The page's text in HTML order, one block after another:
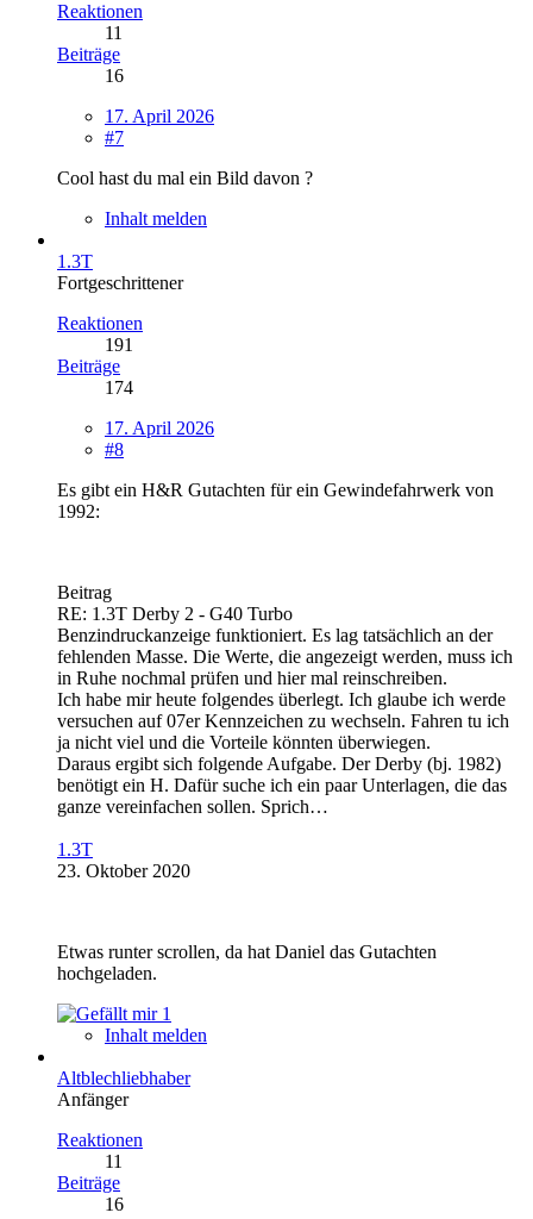
Reaktionen
11
Beiträge
16
17. April 2026
#7
Cool hast du mal ein Bild davon ?
Inhalt melden
1.3T
Fortgeschrittener
Reaktionen
191
Beiträge
174
17. April 2026
#8
Es gibt ein H&R Gutachten für ein Gewindefahrwerk von
1992:
Beitrag
RE: 1.3T Derby 2 - G40 Turbo
Benzindruckanzeige funktioniert. Es lag tatsächlich an der
fehlenden Masse. Die Werte, die angezeigt werden, muss ich
in Ruhe nochmal prüfen und hier mal reinschreiben.
Ich habe mir heute folgendes überlegt. Ich glaube ich werde
versuchen auf 07er Kennzeichen zu wechseln. Fahren tu ich
ja nicht viel und die Vorteile könnten überwiegen.
Daraus ergibt sich folgende Aufgabe. Der Derby (bj. 1982)
benötigt ein H. Dafür suche ich ein paar Unterlagen, die das
ganze vereinfachen sollen. Sprich…
1.3T
23. Oktober 2020
Etwas runter scrollen, da hat Daniel das Gutachten
hochgeladen.
1
Inhalt melden
Altblechliebhaber
Anfänger
Reaktionen
11
Beiträge
16